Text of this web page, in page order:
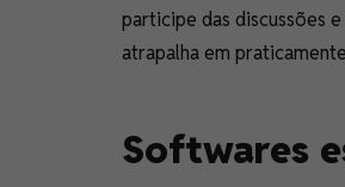
participe das discussões
atrapalha em
Softwares